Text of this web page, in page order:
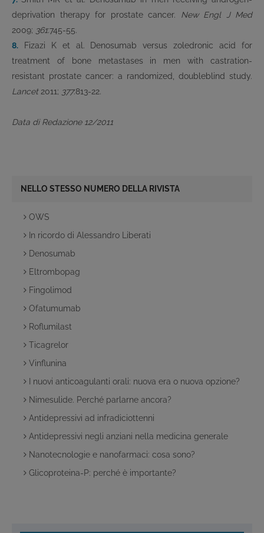
deprivation therapy for prostate cancer. New Engl J Med
2009; 361:745-55.
8. Fizazi K et al. Denosumab versus zoledronic acid for
treatment of bone metastases in men with castration-
resistant prostate cancer: a randomized, doubleblind study.
Lancet2011; 377:813-22.
Data di Redazione 12/2011
NELLO STESSO NUMERO DELLA RIVISTA
OWS
In ricordo di Alessandro Liberati
Denosumab
Eltrombopag
Fingolimod
Ofatumumab
Roflumilast
Ticagrelor
Vinflunina
I nuovi anticoagulanti orali: nuova era o nuova opzione?
Nimesulide. Perché parlarne ancora?
Antidepressivi ad infradiciottenni
Antidepressivi negli anziani nella medicina generale
Nanotecnologie e nanofarmaci: cosa sono?
Glicoproteina-P: perché è importante?